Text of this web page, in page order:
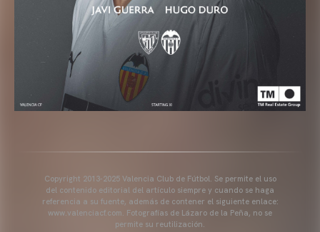
Copyright 2013-2025 Valencia Club de Fútbol. Se permite el uso
del contenido editorial del artículo siempre y cuando se haga
referencia a su fuente, además de contener el siguiente enlace:
www.valenciacf.com. Fotografías de Lázaro de la Peña, no se
permite su reutilización.